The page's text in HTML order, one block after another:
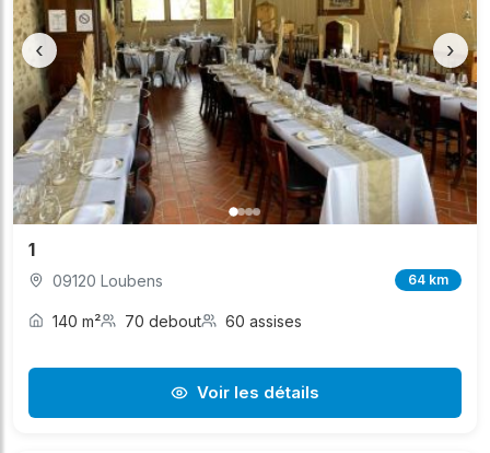
‹ ›
1
09120 Loubens 64 km
140 m² 70 debout 60 assises
Voir les détails